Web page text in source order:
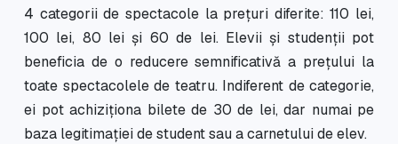
4 categorii de spectacole la prețuri diferite: 110 lei,
100 lei, 80 lei și 60 de lei. Elevii și studenții pot
beneficia de o reducere semnificativă a prețului la
toate spectacolele de teatru. Indiferent de categorie,
ei pot achiziționa bilete de 30 de lei, dar numai pe
baza legitimației de student sau a carnetului de elev.